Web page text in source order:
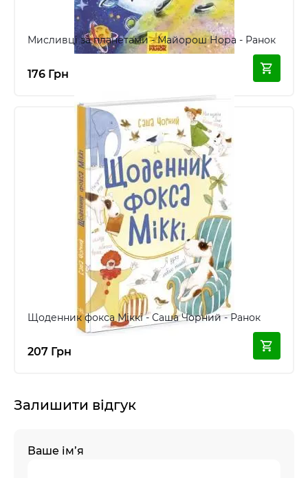
Мисливці за планетами - Майорош Нора - Ранок
176 Грн
Щоденник фокса Міккі - Саша Чорний - Ранок
207 Грн
Залишити відгук
Ваше ім’я